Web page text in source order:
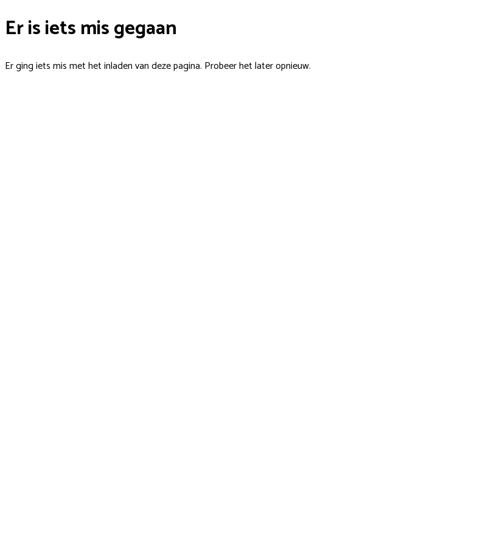
Er is iets mis gegaan
Er ging iets mis met het inladen van deze pagina. Probeer het later opnieuw.